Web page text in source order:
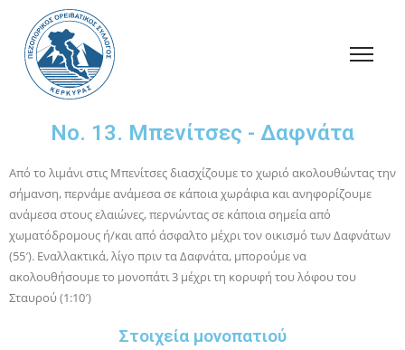
Νο. 13. Μπενίτσες - Δαφνάτα
Από το λιμάνι στις Μπενίτσες διασχίζουμε το χωριό ακολουθώντας την
σήμανση, περνάμε ανάμεσα σε κάποια χωράφια και ανηφορίζουμε
ανάμεσα στους ελαιώνες, περνώντας σε κάποια σημεία από
χωματόδρομους ή/και από άσφαλτο μέχρι τον οικισμό των Δαφνάτων
(55′). Εναλλακτικά, λίγο πριν τα Δαφνάτα, μπορούμε να
ακολουθήσουμε το μονοπάτι 3 μέχρι τη κορυφή του λόφου του
Σταυρού (1:10′)
Στοιχεία μονοπατιού